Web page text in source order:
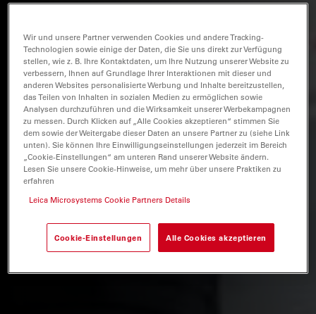
Wir und unsere Partner verwenden Cookies und andere Tracking-
Technologien sowie einige der Daten, die Sie uns direkt zur Verfügung
stellen, wie z. B. Ihre Kontaktdaten, um Ihre Nutzung unserer Website zu
verbessern, Ihnen auf Grundlage Ihrer Interaktionen mit dieser und
anderen Websites personalisierte Werbung und Inhalte bereitzustellen,
das Teilen von Inhalten in sozialen Medien zu ermöglichen sowie
Analysen durchzuführen und die Wirksamkeit unserer Werbekampagnen
zu messen. Durch Klicken auf „Alle Cookies akzeptieren“ stimmen Sie
dem sowie der Weitergabe dieser Daten an unsere Partner zu (siehe Link
unten). Sie können Ihre Einwilligungseinstellungen jederzeit im Bereich
„Cookie-Einstellungen“ am unteren Rand unserer Website ändern.
Lesen Sie unsere Cookie-Hinweise, um mehr über unsere Praktiken zu
erfahren
Leica Microsystems Cookie Partners Details
Cookie-Einstellungen Alle Cookies akzeptieren